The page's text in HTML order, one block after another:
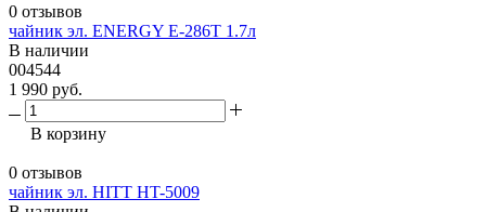
0 отзывов
чайник эл. ENERGY E-286T 1.7л
В наличии
004544
1 990 руб.
В корзину
0 отзывов
чайник эл. HITT HT-5009